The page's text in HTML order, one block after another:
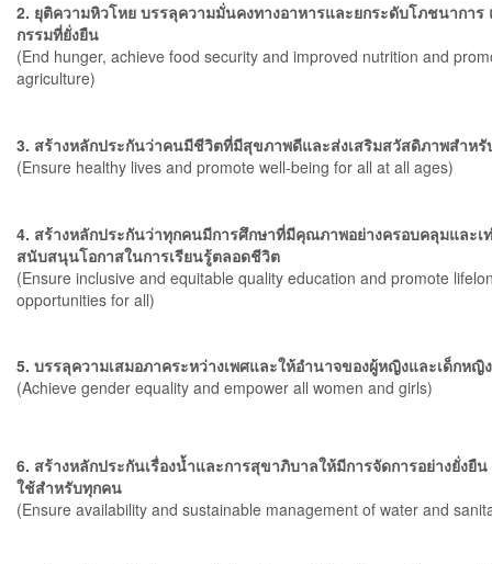
2. ยุติความหิวโหย บรรลุความมั่นคงทางอาหารและยกระดับโภชนาการ
กรรมที่ยั่งยืน
(End hunger, achieve food security and improved nutrition and
agriculture)
3. สร้างหลักประกันว่าคนมีชีวิตที่มีสุขภาพดีและส่งเสริมสวัสดิภาพสำห
(Ensure healthy lives and promote well-being for all at all ages)
4. สร้างหลักประกันว่าทุกคนมีการศึกษาที่มีคุณภาพอย่างครอบคลุมและเ
สนับสนุนโอกาสในการเรียนรู้ตลอดชีวิต
(Ensure inclusive and equitable quality education and promote
opportunities for all)
5. บรรลุความเสมอภาคระหว่างเพศและให้อำนาจของผู้หญิงและเด็กหญิ
(Achieve gender equality and empower all women and girls)
6. สร้างหลักประกันเรื่องน้ำและการสุขาภิบาลให้มีการจัดการอย่างยั่งยื
ใช้สำหรับทุกคน
(Ensure availability and sustainable management of water and